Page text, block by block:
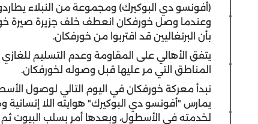
(أفونسو دي البوكيرك) ومجموعة من النبلاء
وعندما وصل خورفكان انعطف خلف جزيرة صيرة
بأن البرتغاليين قد اقتربوا من خورفكان.
يتفق الأهالي على المقاومة وعدم التسليم
المناطق التي مر عليها قبل وصوله لخورفكان.
تبدأ معركة خورفكان في اليوم التالي لوصول
يمارس "أفونسو دي البوكيرك" هوايته اللا
لخدمته في الأسطول، وبعدها أمر بسلب البيوت